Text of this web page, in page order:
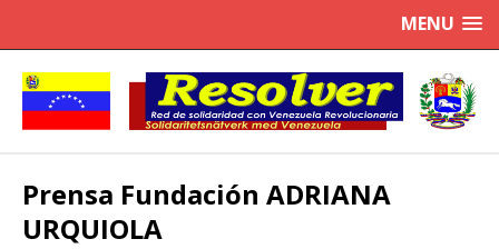
MENU
Prensa Fundación ADRIANA
URQUIOLA